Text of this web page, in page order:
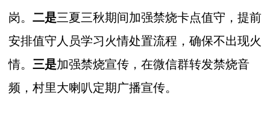
岗。 二是三夏三秋期间加强禁烧卡点值守，提前
安排值守人员学习火情处置流程，确保不出现火
情。 三是加强禁烧宣传，在微信群转发禁烧音
频，村里大喇叭定期广播宣传。